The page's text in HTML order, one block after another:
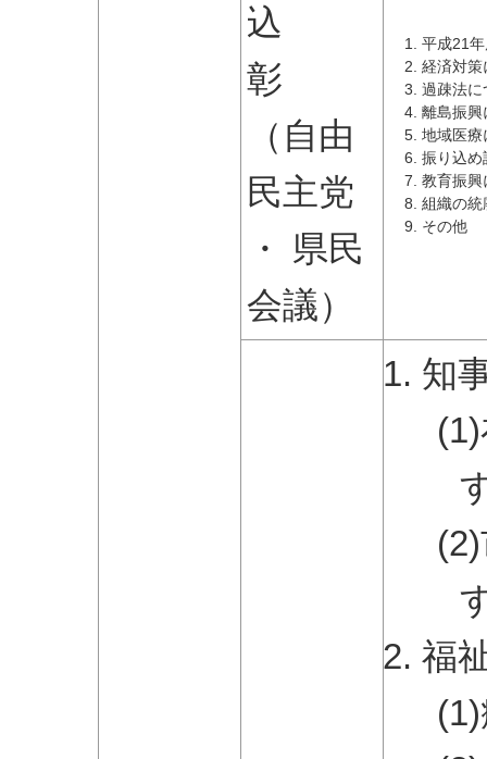
込
彰
（自由
民主党
・ 県民
会議）
平成21
経済対策
過疎法に
離島振興
地域医療
振り込め
教育振興
組織の統
その他
知
福